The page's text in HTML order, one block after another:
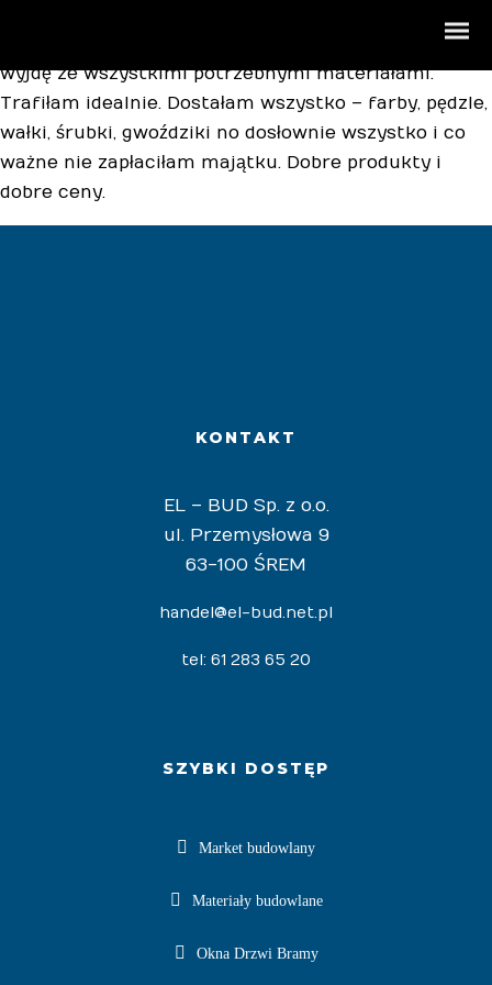
wyjdę ze wszystkimi potrzebnymi materiałami.
Trafiłam idealnie. Dostałam wszystko – farby, pędzle,
wałki, śrubki, gwoździki no dosłownie wszystko i co
ważne nie zapłaciłam majątku. Dobre produkty i
dobre ceny.
KONTAKT
EL – BUD Sp. z o.o.
ul. Przemysłowa 9
63-100 ŚREM
handel@el-bud.net.pl
tel: 61 283 65 20
SZYBKI DOSTĘP
Market budowlany
Materiały budowlane
Okna Drzwi Bramy